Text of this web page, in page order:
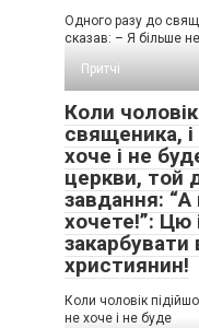
Одного разу до
сказав: – Я більше
Притчі
Коли
священика,
хоче і не
церкви, той
завдання:
хочете!”: Цю
християнин!
Коли чоловік
не хоче і не буде